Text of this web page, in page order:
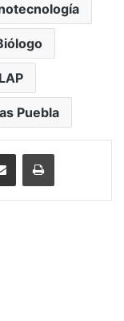
Puebla
Share via Email Print